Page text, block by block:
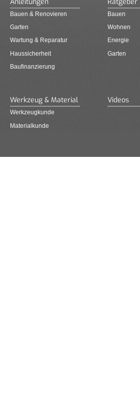
Bauen & Renovieren
Garten
Wartung & Reparatur
Haussicherheit
Baufinanzierung
Bauen
Wohnen
Energie
Garten
Werkzeug & Material
Werkzeugkunde
Materialkunde
Videos